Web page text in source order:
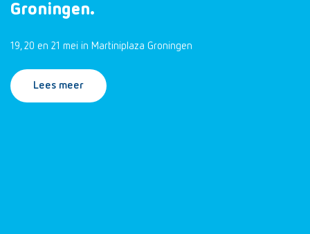
Groningen.
19, 20 en 21 mei in Martiniplaza Groningen
Lees meer